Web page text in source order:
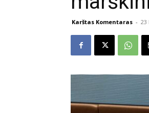
Karštas Komentaras - 23